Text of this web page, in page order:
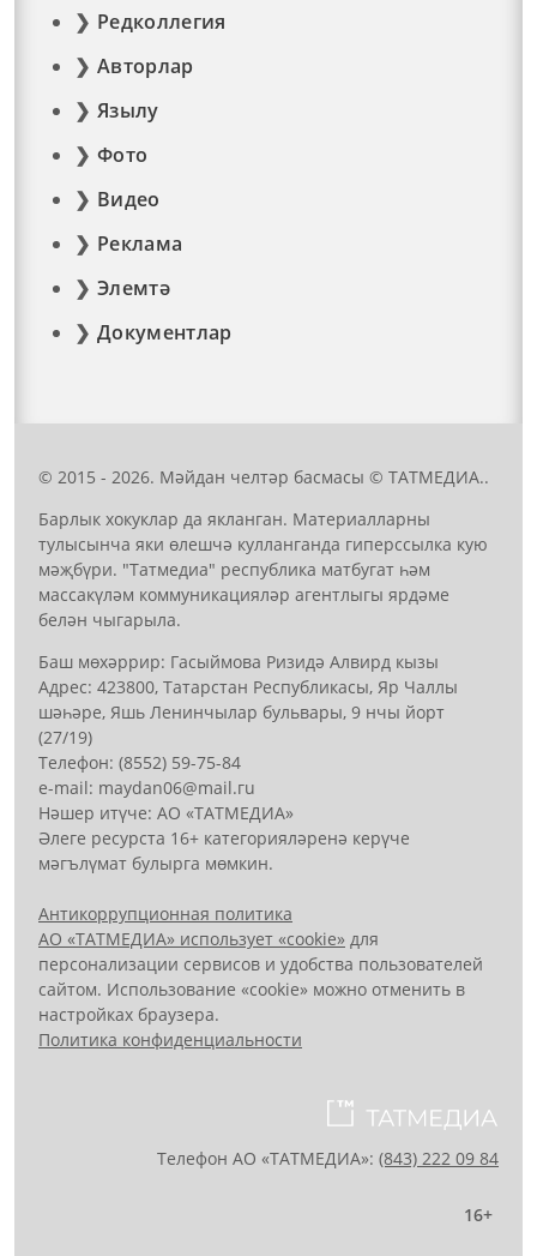
Редколлегия
Авторлар
Язылу
Фото
Видео
Реклама
Элемтә
Документлар
© 2015 - 2026. Мәйдан челтәр басмасы © ТАТМЕДИА..
Барлык хокуклар да якланган. Материалларны
тулысынча яки өлешчә кулланганда гиперссылка кую
мәҗбүри. "Татмедиа" республика матбугат һәм
массакүләм коммуникацияләр агентлыгы ярдәме
белән чыгарыла.
Баш мөхәррир: Гасыймова Ризидә Алвирд кызы
Адрес: 423800, Татарстан Республикасы, Яр Чаллы
шәһәре, Яшь Ленинчылар бульвары, 9 нчы йорт
(27/19)
Телефон: (8552) 59-75-84
е-mail: mауdаn06@mail.гu
Нәшер итүче: АО «ТАТМЕДИА»
Әлеге ресурста 16+ категорияләренә керүче
мәгълүмат булырга мөмкин.
Антикоррупционная политика
АО «ТАТМЕДИА» использует «cookie» для
персонализации сервисов и удобства пользователей
сайтом. Использование «cookie» можно отменить в
настройках браузера.
Политика конфиденциальности
Телефон АО «ТАТМЕДИА»: (843) 222 09 84
16+